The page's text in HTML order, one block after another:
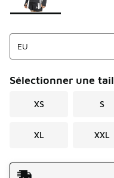
Sélectionner une
XS S
XL XXL
Mode d'expédition